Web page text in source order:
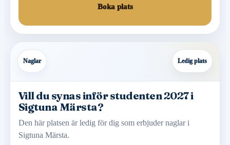
Boka plats
Naglar Ledig plats
Vill du synas inför studenten 2027 i
Sigtuna Märsta?
Den här platsen är ledig för dig som erbjuder naglar i
Sigtuna Märsta.